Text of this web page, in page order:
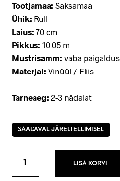
Tootjamaa: Saksamaa
Ühik: Rull
Laius: 70 cm
Pikkus: 10,05 m
Mustrisamm: vaba paigaldus
Materjal: Vinüül / Fliis
Tarneaeg: 2-3 nädalat
SAADAVAL JÄRELTELLIMISEL
LISA KORVI